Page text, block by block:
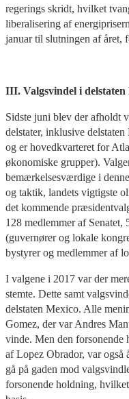
regerings skridt, hvilket
liberalisering af
januar til slutningen af året,
III. Valgsvindel i delstaten
Sidste juni blev der afholdt
delstater, inklusive
og er hovedkvarteret for
økonomiske grupper).
bemærkelsesværdige i
og taktik, landets vigtigste
det kommende
128 medlemmer af Senatet,
(guvernører og lokale
bystyrer og medlemmer af
I valgene i 2017 var der
stemte. Dette samt
delstaten Mexico. Alle
Gomez, der var Andres
vinde. Men den forsonende
af Lopez Obrador, var
gå på gaden mod
forsonende holdning,